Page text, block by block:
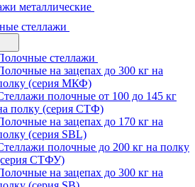
металлические
стеллажи
стеллажи
на зацепах до 300 кг на
(серия МКФ)
полочные от 100 до 145 кг
полку (серия СТФ)
на зацепах до 170 кг на
(серия SBL)
полочные до 200 кг на полку
СТФУ)
на зацепах до 300 кг на